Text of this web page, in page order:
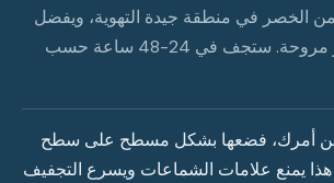
الخصر في منطقة جيدة التهوية، ويفضل
بالقرب من نافذة أو مروحة. ستجف في 24-48 ساعة حسب
أمرك، فضعها بشكل مسطح على سطح
يمنع علامات الشماعات ويسرع التجفيف